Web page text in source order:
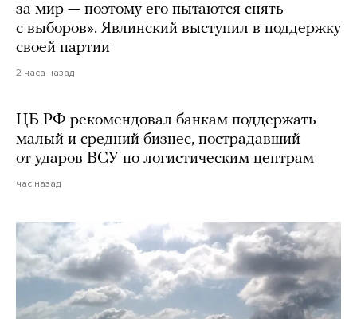
за мир — поэтому его пытаются снять
с выборов». Явлинский выступил в поддержку
своей партии
2 часа назад
ЦБ РФ рекомендовал банкам поддержать
малый и средний бизнес, пострадавший
от ударов ВСУ по логистическим центрам
час назад